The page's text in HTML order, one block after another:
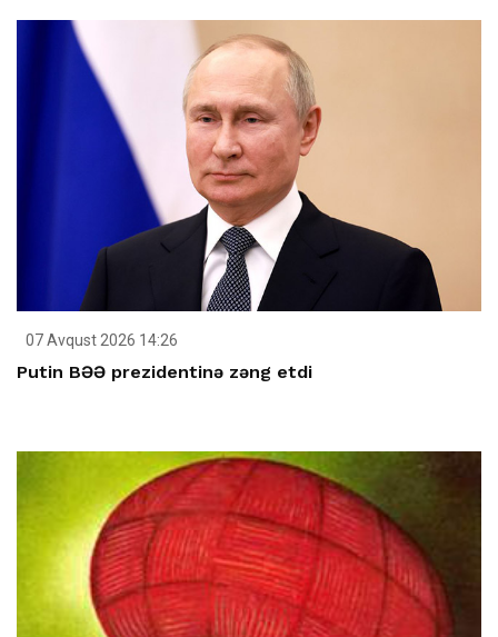
07 Avqust 2026 14:26
Putin BƏƏ prezidentinə zəng etdi